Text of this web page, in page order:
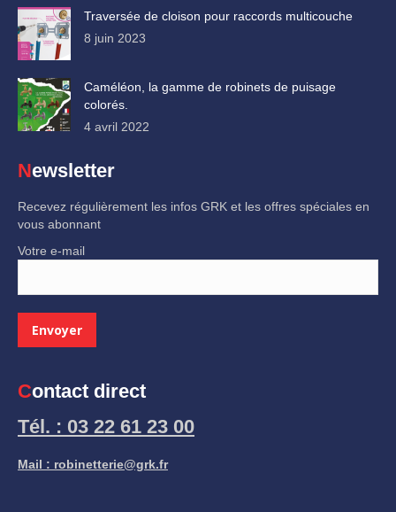
Traversée de cloison pour raccords multicouche
8 juin 2023
Caméléon, la gamme de robinets de puisage
colorés.
4 avril 2022
Newsletter
Recevez régulièrement les infos GRK et les offres spéciales en
vous abonnant
Votre e-mail
Contact direct
Tél. : 03 22 61 23 00
Mail : robinetterie@grk.fr